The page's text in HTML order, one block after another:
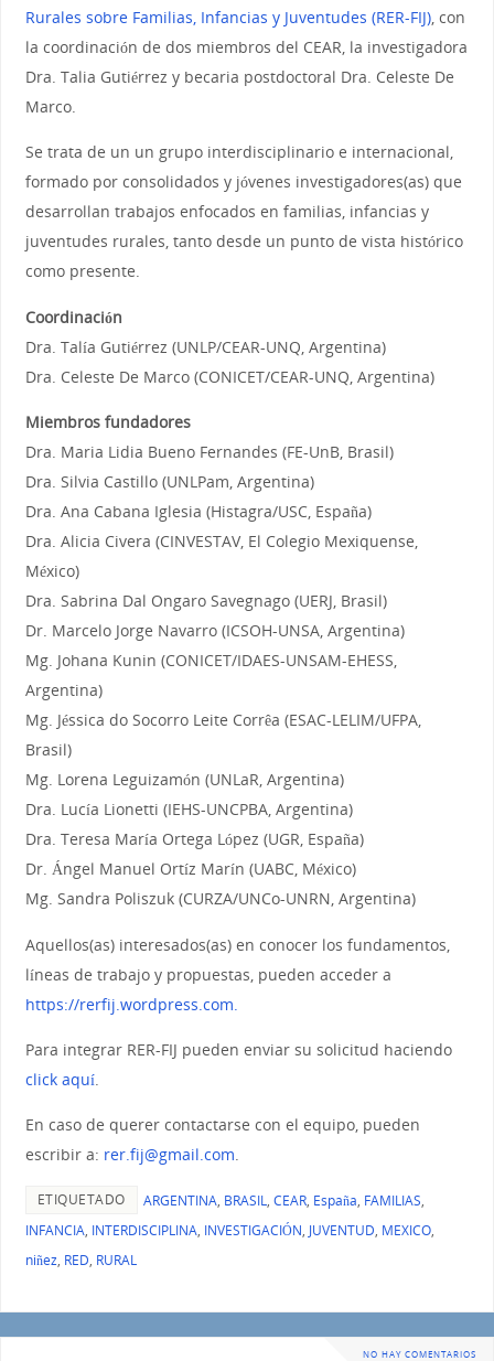
Rurales sobre Familias, Infancias y Juventudes (RER-FIJ), con
la coordinación de dos miembros del CEAR, la investigadora
Dra. Talia Gutiérrez y becaria postdoctoral Dra. Celeste De
Marco.
Se trata de un un grupo interdisciplinario e internacional,
formado por consolidados y jóvenes investigadores(as) que
desarrollan trabajos enfocados en familias, infancias y
juventudes rurales, tanto desde un punto de vista histórico
como presente.
Coordinación
Dra. Talía Gutiérrez (UNLP/CEAR-UNQ, Argentina)
Dra. Celeste De Marco (CONICET/CEAR-UNQ, Argentina)
Miembros fundadores
Dra. Maria Lidia Bueno Fernandes (FE-UnB, Brasil)
Dra. Silvia Castillo (UNLPam, Argentina)
Dra. Ana Cabana Iglesia (Histagra/USC, España)
Dra. Alicia Civera (CINVESTAV, El Colegio Mexiquense,
México)
Dra. Sabrina Dal Ongaro Savegnago (UERJ, Brasil)
Dr. Marcelo Jorge Navarro (ICSOH-UNSA, Argentina)
Mg. Johana Kunin (CONICET/IDAES-UNSAM-EHESS,
Argentina)
Mg. Jéssica do Socorro Leite Corrêa (ESAC-LELIM/UFPA,
Brasil)
Mg. Lorena Leguizamón (UNLaR, Argentina)
Dra. Lucía Lionetti (IEHS-UNCPBA, Argentina)
Dra. Teresa María Ortega López (UGR, España)
Dr. Ángel Manuel Ortíz Marín (UABC, México)
Mg. Sandra Poliszuk (CURZA/UNCo-UNRN, Argentina)
Aquellos(as) interesados(as) en conocer los fundamentos,
líneas de trabajo y propuestas, pueden acceder a
https://rerfij.wordpress.com.
Para integrar RER-FIJ pueden enviar su solicitud haciendo
click aquí.
En caso de querer contactarse con el equipo, pueden
escribir a: rer.fij@gmail.com.
ETIQUETADO ARGENTINA, BRASIL, CEAR, España, FAMILIAS,
INFANCIA, INTERDISCIPLINA, INVESTIGACIÓN, JUVENTUD, MEXICO,
niñez, RED, RURAL
NO HAY COMENTARIOS